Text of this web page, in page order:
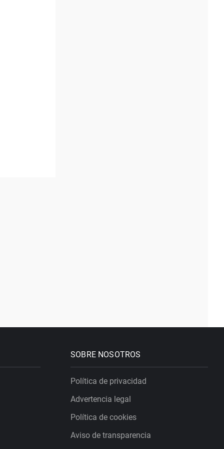
SOBRE NOSOTROS
Política de privacidad
Advertencia legal
Política de cookies
Aviso de transparencia